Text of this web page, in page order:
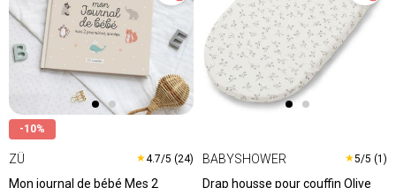
-10%
ZÜ ★4.7/5 (24)
Mon journal de bébé Mes 2
BABYSHOWER ★5/5 (1)
Drap housse pour couffin Olive